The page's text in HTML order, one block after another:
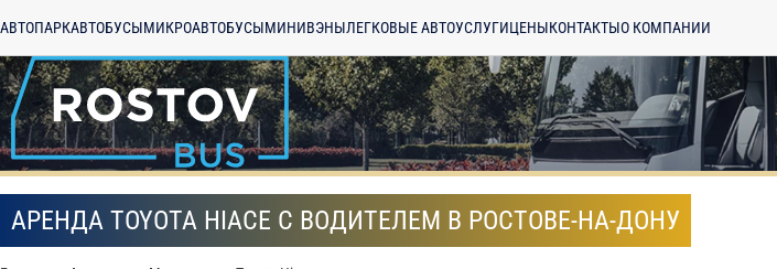
АВТОПАРКАВТОБУСЫМИКРОАВТОБУСЫМИНИВЭНЫЛЕГКОВЫЕ АВТОУСЛУГИЦЕНЫКОНТАКТЫО КОМПАНИИ
АРЕНДА TOYOTA HIACE С ВОДИТЕЛЕМ В РОСТОВЕ-НА-ДОНУ